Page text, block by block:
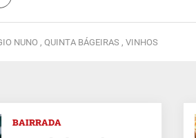
NUNO , QUINTA BÁGEIRAS , VINHOS
BAIRRADA